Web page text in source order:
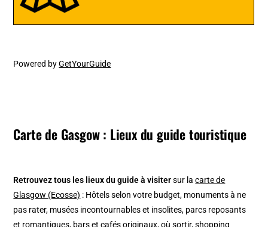
Powered byGetYourGuide
Carte de Gasgow : Lieux du guide touristique
Retrouvez tous les lieux du guide à visitersur lacarte de
Glasgow (Ecosse) : Hôtels selon votre budget, monuments à ne
pas rater, musées incontournables et insolites, parcs reposants
et romantiques, bars et cafés originaux, où sortir, shopping